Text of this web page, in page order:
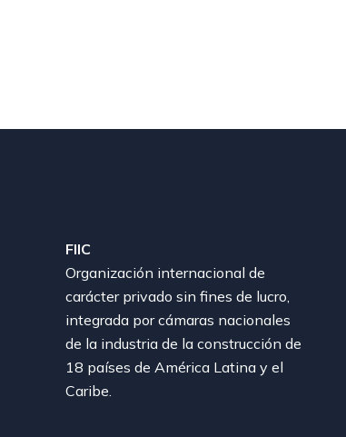
FIIC
Organización internacional de
carácter privado sin fines de lucro,
integrada por cámaras nacionales
de la industria de la construcción de
18 países de América Latina y el
Caribe.